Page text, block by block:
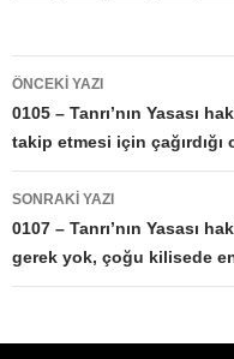
Yazı
dolaşımı
ÖNCEKI YAZI
0105 – Tanrı’nın Yasası
takip etmesi için
SONRAKI YAZI
0107 – Tanrı’nın Yasası
gerek yok, çoğu kilisede